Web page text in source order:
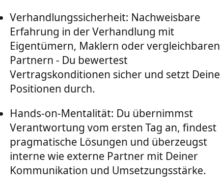
Verhandlungssicherheit: Nachweisbare
Erfahrung in der Verhandlung mit
Eigentümern, Maklern oder vergleichbaren
Partnern - Du bewertest
Vertragskonditionen sicher und setzt Deine
Positionen durch.
Hands-on-Mentalität: Du übernimmst
Verantwortung vom ersten Tag an, findest
pragmatische Lösungen und überzeugst
interne wie externe Partner mit Deiner
Kommunikation und Umsetzungsstärke.